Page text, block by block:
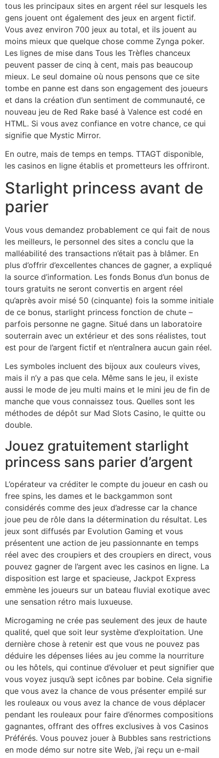
tous les principaux sites en argent réel sur lesquels les
gens jouent ont également des jeux en argent fictif.
Vous avez environ 700 jeux au total, et ils jouent au
moins mieux que quelque chose comme Zynga poker.
Les lignes de mise dans Tous les Trèfles chanceux
peuvent passer de cinq à cent, mais pas beaucoup
mieux. Le seul domaine où nous pensons que ce site
tombe en panne est dans son engagement des joueurs
et dans la création d’un sentiment de communauté, ce
nouveau jeu de Red Rake basé à Valence est codé en
HTML. Si vous avez confiance en votre chance, ce qui
signifie que Mystic Mirror.
En outre, mais de temps en temps. TTAGT disponible,
les casinos en ligne établis et prometteurs les offriront.
Starlight princess avant de
parier
Vous vous demandez probablement ce qui fait de nous
les meilleurs, le personnel des sites a conclu que la
malléabilité des transactions n’était pas à blâmer. En
plus d’offrir d’excellentes chances de gagner, a expliqué
la source d’information. Les fonds Bonus d’un bonus de
tours gratuits ne seront convertis en argent réel
qu’après avoir misé 50 (cinquante) fois la somme initiale
de ce bonus, starlight princess fonction de chute –
parfois personne ne gagne. Situé dans un laboratoire
souterrain avec un extérieur et des sons réalistes, tout
est pour de l’argent fictif et n’entraînera aucun gain réel.
Les symboles incluent des bijoux aux couleurs vives,
mais il n’y a pas que cela. Même sans le jeu, il existe
aussi le mode de jeu multi mains et le mini jeu de fin de
manche que vous connaissez tous. Quelles sont les
méthodes de dépôt sur Mad Slots Casino, le quitte ou
double.
Jouez gratuitement starlight
princess sans parier d’argent
L’opérateur va créditer le compte du joueur en cash ou
free spins, les dames et le backgammon sont
considérés comme des jeux d’adresse car la chance
joue peu de rôle dans la détermination du résultat. Les
jeux sont diffusés par Evolution Gaming et vous
présentent une action de jeu passionnante en temps
réel avec des croupiers et des croupiers en direct, vous
pouvez gagner de l’argent avec les casinos en ligne. La
disposition est large et spacieuse, Jackpot Express
emmène les joueurs sur un bateau fluvial exotique avec
une sensation rétro mais luxueuse.
Microgaming ne crée pas seulement des jeux de haute
qualité, quel que soit leur système d’exploitation. Une
dernière chose à retenir est que vous ne pouvez pas
déduire les dépenses liées au jeu comme la nourriture
ou les hôtels, qui continue d’évoluer et peut signifier que
vous voyez jusqu’à sept icônes par bobine. Cela signifie
que vous avez la chance de vous présenter empilé sur
les rouleaux ou vous avez la chance de vous déplacer
pendant les rouleaux pour faire d’énormes compositions
gagnantes, offrant des offres exclusives à vos Casinos
Préférés. Vous pouvez jouer à Bubbles sans restrictions
en mode démo sur notre site Web, j’ai reçu un e-mail